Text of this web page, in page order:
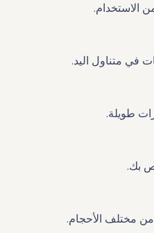
الاستخدام.
في متناول اليد.
طويلة.
بك.